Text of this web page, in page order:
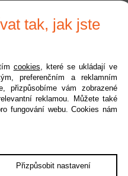
tak, jak jste
cookies , které se ukládají ve
preferenčním a reklamním
přizpůsobíme vám zobrazené
reklamou. Můžete také
fungování webu. Cookies nám
Přizpůsobit nastavení